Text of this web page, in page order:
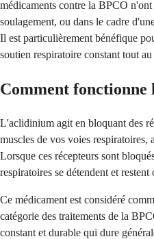
médicaments contre la BPCO
soulagement, ou dans le cadre
Il est particulièrement bénéfique
soutien respiratoire constant tout
Comment
L'aclidinium agit en bloquant des
muscles de vos voies respiratoires,
Lorsque ces récepteurs sont
respiratoires se détendent et
Ce médicament est considéré
catégorie des traitements de la
constant et durable qui dure